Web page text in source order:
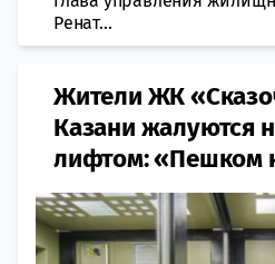
Ренат...
Жители ЖК
Казани жалуются
лифтом: «Пешком